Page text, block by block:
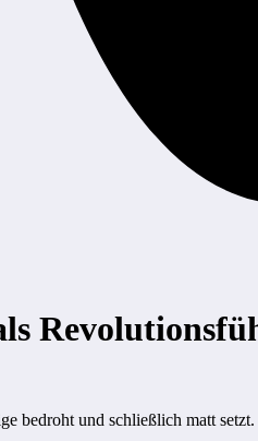
bedroht und schließlich matt setzt.